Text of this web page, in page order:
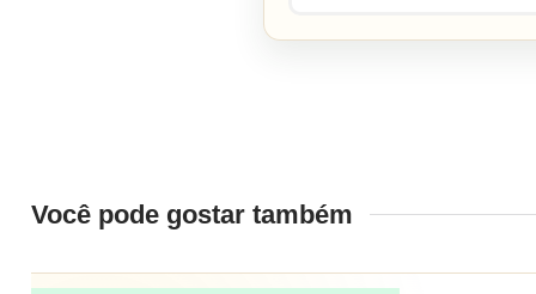
Você pode gostar também